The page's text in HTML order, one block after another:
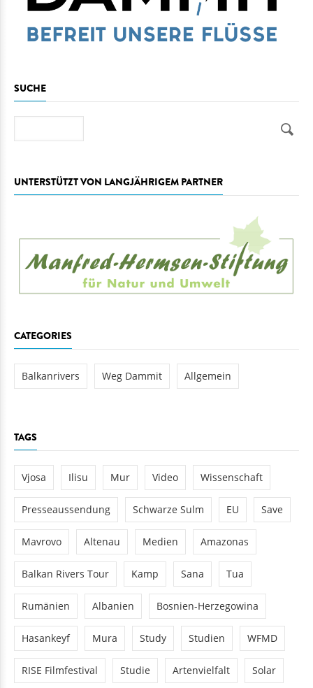
SUCHE
UNTERSTÜTZT VON LANGJÄHRIGEM PARTNER
CATEGORIES
Balkanrivers Weg Dammit Allgemein
TAGS
Vjosa Ilisu Mur Video Wissenschaft
Presseaussendung Schwarze Sulm EU Save
Mavrovo Altenau Medien Amazonas
Balkan Rivers Tour Kamp Sana Tua
Rumänien Albanien Bosnien-Herzegowina
Hasankeyf Mura Study Studien WFMD
RISE Filmfestival Studie Artenvielfalt Solar